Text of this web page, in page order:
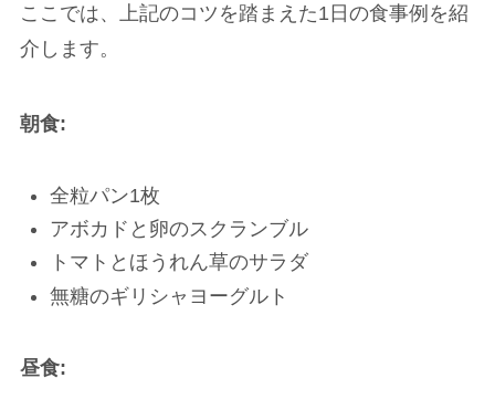
ここでは、上記のコツを踏まえた1日の食事例を紹
介します。
朝食:
全粒パン1枚
アボカドと卵のスクランブル
トマトとほうれん草のサラダ
無糖のギリシャヨーグルト
昼食: